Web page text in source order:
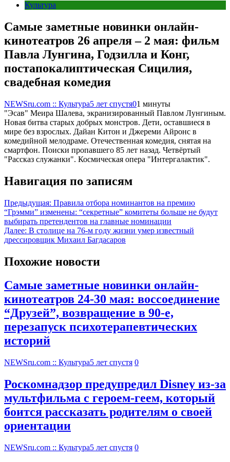
Культура
Самые заметные новинки онлайн-
кинотеатров 26 апреля – 2 мая: фильм
Павла Лунгина, Годзилла и Конг,
постапокалиптическая Сицилия,
свадебная комедия
NEWSru.com :: Культура5 лет спустя01 минуты
"Эсав" Меира Шалева, экранизированный Павлом Лунгиным.
Новая битва старых добрых монстров. Дети, оставшиеся в
мире без взрослых. Дайан Китон и Джереми Айронс в
комедийной мелодраме. Отечественная комедия, снятая на
смартфон. Поиски пропавшего 85 лет назад. Четвёртый
"Рассказ служанки". Космическая опера "Интергалактик".
Навигация по записям
Предыдущая: Правила отбора номинантов на премию
“Грэмми” изменены: “секретные” комитеты больше не будут
выбирать претендентов на главные номинации
Далее: В столице на 76-м году жизни умер известный
дрессировщик Михаил Багдасаров
Похожие новости
Самые заметные новинки онлайн-
кинотеатров 24-30 мая: воссоединение
“Друзей”, возвращение в 90-е,
перезапуск психотерапевтических
историй
NEWSru.com :: Культура5 лет спустя 0
Роскомнадзор предупредил Disney из-за
мультфильма c героем-геем, который
боится рассказать родителям о своей
ориентации
NEWSru.com :: Культура5 лет спустя 0